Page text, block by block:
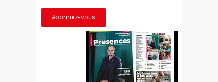
Abonnez-vous